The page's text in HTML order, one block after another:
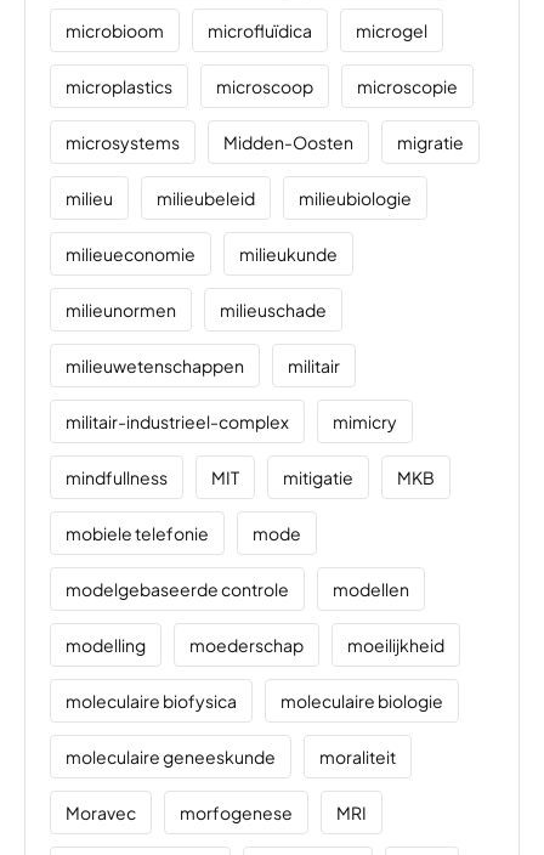
microbioom microfluïdica microgel
microplastics microscoop microscopie
microsystems Midden-Oosten migratie
milieu milieubeleid milieubiologie
milieueconomie milieukunde
milieunormen milieuschade
milieuwetenschappen militair
militair-industrieel-complex mimicry
mindfullness MIT mitigatie MKB
mobiele telefonie mode
modelgebaseerde controle modellen
modelling moederschap moeilijkheid
moleculaire biofysica moleculaire biologie
moleculaire geneeskunde moraliteit
Moravec morfogenese MRI